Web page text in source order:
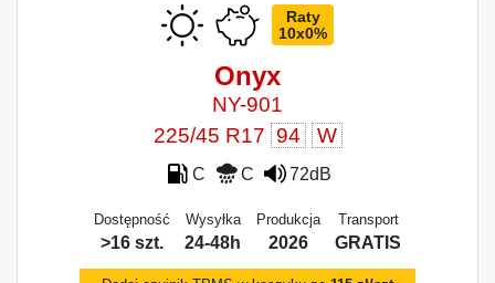
Raty
10x0%
Onyx
NY-901
225/45 R17 94 W
C C 72dB
Dostępność
>16 szt.
Wysyłka
24-48h
Produkcja
2026
Transport
GRATIS